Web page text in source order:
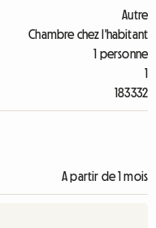
Autre
Chambre chez l'habitant
1 personne
1
183332
A partir de 1 mois